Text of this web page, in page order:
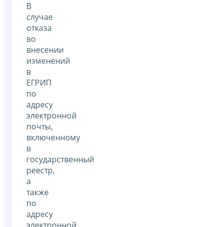
В
случае
отказа
во
внесении
изменений
в
ЕГРИП
по
адресу
электронной
почты,
включенному
в
государственный
реестр,
а
также
по
адресу